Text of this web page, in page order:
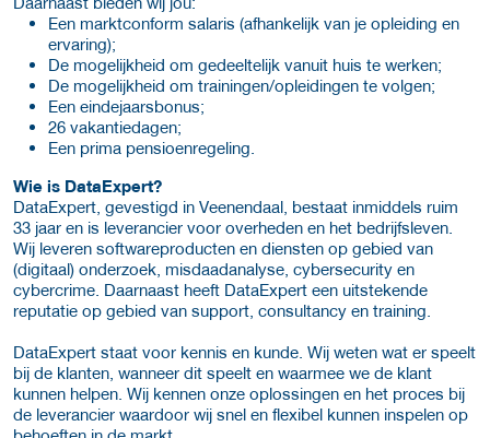
Een marktconform salaris (afhankelijk van je opleiding en
ervaring);
De mogelijkheid om gedeeltelijk vanuit huis te werken;
De mogelijkheid om trainingen/opleidingen te volgen;
Een eindejaarsbonus;
26 vakantiedagen;
Een prima pensioenregeling.
Wie is DataExpert?
DataExpert, gevestigd in Veenendaal, bestaat inmiddels ruim
33 jaar en is leverancier voor overheden en het bedrijfsleven.
Wij leveren softwareproducten en diensten op gebied van
(digitaal) onderzoek, misdaadanalyse, cybersecurity en
cybercrime. Daarnaast heeft DataExpert een uitstekende
reputatie op gebied van support, consultancy en training.
DataExpert staat voor kennis en kunde. Wij weten wat er speelt
bij de klanten, wanneer dit speelt en waarmee we de klant
kunnen helpen. Wij kennen onze oplossingen en het proces bij
de leverancier waardoor wij snel en flexibel kunnen inspelen op